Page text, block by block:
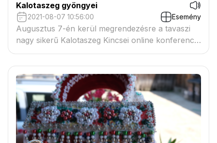
Kalotaszeg gyöngyei
2021-08-07 10:56:00 Esemény
Augusztus 7-én kerül megrendezésre a tavaszi
nagy sikerű Kalotaszeg Kincsei online konferencia
gálaműsora.